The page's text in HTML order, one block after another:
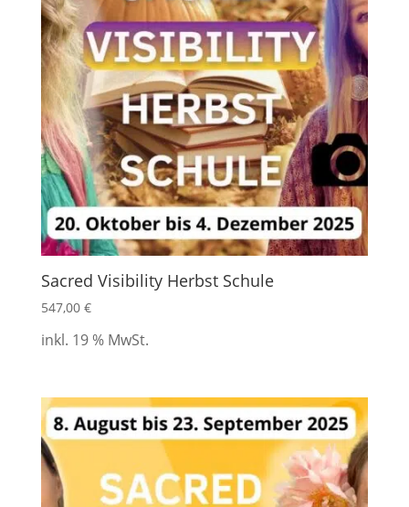
Sacred Visibility Herbst Schule
547,00 €
inkl. 19 % MwSt.